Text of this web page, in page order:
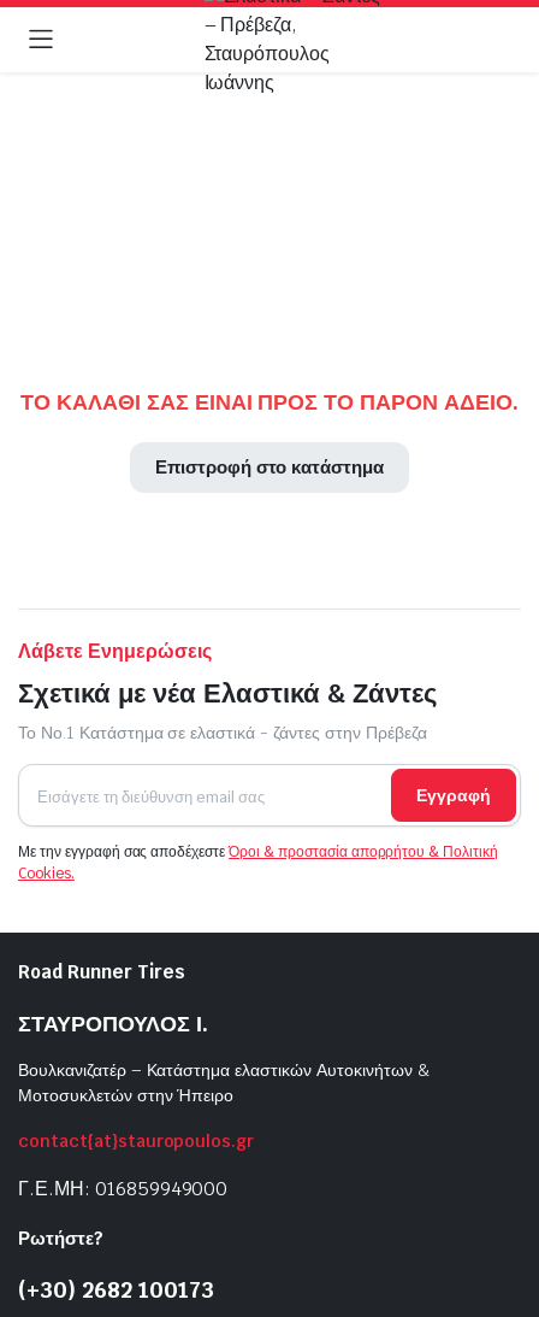
ΤΟ ΚΑΛΆΘΙ ΣΑΣ ΕΊΝΑΙ ΠΡΟΣ ΤΟ ΠΑΡΌΝ ΆΔΕΙΟ.
Επιστροφή στο κατάστημα
Λάβετε Ενημερώσεις
Σχετικά με νέα Ελαστικά & Ζάντες
Το Νο.1 Κατάστημα σε ελαστικά - ζάντες στην Πρέβεζα
Εγγραφή
Με την εγγραφή σας αποδέχεστεΌροι & προστασία απορρήτου & Πολιτική
Cookies.
Road Runner Tires
ΣΤΑΥΡΟΠΟΥΛΟΣ Ι.
Βουλκανιζατέρ – Κατάστημα ελαστικών Αυτοκινήτων &
Μοτοσυκλετών στην Ήπειρο
contact{at}stauropoulos.gr
Γ.Ε.ΜΗ: 016859949000
Ρωτήστε?
(+30) 2682 100173